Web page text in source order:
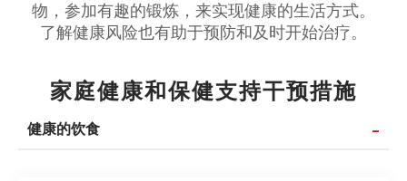
物，参加有趣的锻炼，来实现健康的生活方式。
了解健康风险也有助于预防和及时开始治疗。
家庭健康和保健支持干预措施
健康的饮食